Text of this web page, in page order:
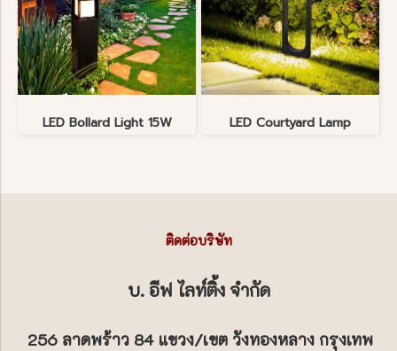
LED Bollard Light 15W LED Courtyard Lamp
ติดต่อบริษัท
บ. อีฟ ไลท์ติ้ง จำกัด
256 ลาดพร้าว 84 แขวง/เขต วังทองหลาง กรุงเทพ